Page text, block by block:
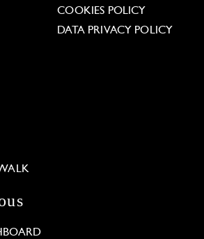
COOKIES POLICY
DATA PRIVACY POLICY